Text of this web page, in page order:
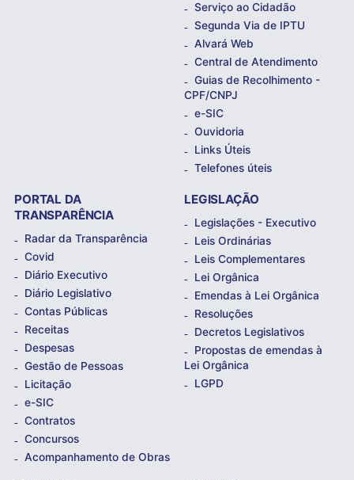
Serviço ao Cidadão
Segunda Via de IPTU
Alvará Web
Central de Atendimento
Guias de Recolhimento -
CPF/CNPJ
e-SIC
Ouvidoria
Links Úteis
Telefones úteis
PORTAL DA
TRANSPARÊNCIA
Radar da Transparência
Covid
Diário Executivo
Diário Legislativo
Contas Públicas
Receitas
Despesas
Gestão de Pessoas
Licitação
e-SIC
Contratos
Concursos
Acompanhamento de Obras
LEGISLAÇÃO
Legislações - Executivo
Leis Ordinárias
Leis Complementares
Lei Orgânica
Emendas à Lei Orgânica
Resoluções
Decretos Legislativos
Propostas de emendas à
Lei Orgânica
LGPD